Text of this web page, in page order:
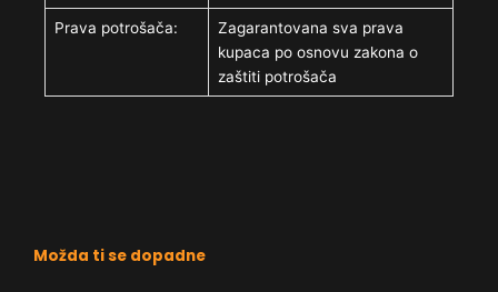
Prava potrošača:
Zagarantovana sva prava
kupaca po osnovu zakona o
zaštiti potrošača
Možda ti se dopadne